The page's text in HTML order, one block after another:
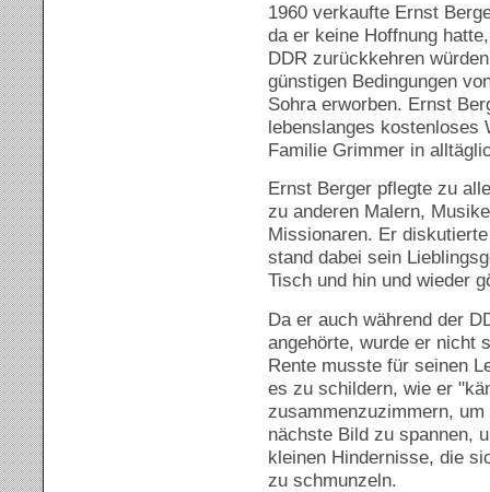
1960 verkaufte Ernst
da er keine Hoffnung
DDR zurückkehren
günstigen Bedingungen
Sohra erworben. Ernst
lebenslanges kostenloses
Familie Grimmer in
Ernst Berger pflegte zu
zu anderen Malern,
Missionaren. Er
stand dabei sein
Tisch und hin und wieder
Da er auch während der
angehörte, wurde er nicht
Rente musste für seinen
es zu schildern, wie er
zusammenzuzimmern,
nächste Bild zu spannen,
kleinen Hindernisse, die
zu schmunzeln.